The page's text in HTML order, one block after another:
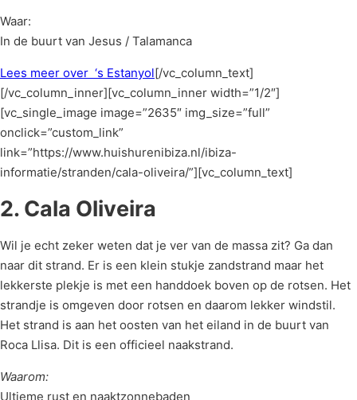
Waar:
In de buurt van Jesus / Talamanca
Lees meer over ‘s Estanyol[/vc_column_text]
[/vc_column_inner][vc_column_inner width=”1/2″]
[vc_single_image image=”2635″ img_size=”full”
onclick=”custom_link”
link=”https://www.huishurenibiza.nl/ibiza-
informatie/stranden/cala-oliveira/”][vc_column_text]
2. Cala Oliveira
Wil je echt zeker weten dat je ver van de massa zit? Ga dan
naar dit strand. Er is een klein stukje zandstrand maar het
lekkerste plekje is met een handdoek boven op de rotsen. Het
strandje is omgeven door rotsen en daarom lekker windstil.
Het strand is aan het oosten van het eiland in de buurt van
Roca Llisa. Dit is een officieel naakstrand.
Waarom:
Ultieme rust en naaktzonnebaden